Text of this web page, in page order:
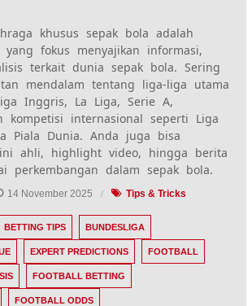
khusus sepak bola adalah
fokus menyajikan informasi,
terkait dunia sepak bola. Sering
mendalam tentang liga-liga utama
Inggris, La Liga, Serie A,
kompetisi internasional seperti Liga
Piala Dunia. Anda juga bisa
ahli, highlight video, hingga berita
perkembangan dalam sepak bola.
14 November 2025 Tips & Tricks
BETTING TIPS BUNDESLIGA
EXPERT PREDICTIONS FOOTBALL
FOOTBALL BETTING
FOOTBALL ODDS